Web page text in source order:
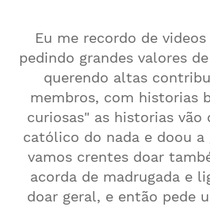
Eu me recordo de
pedindo grandes valores
querendo altas
membros, com historias
curiosas" as historias vão
católico do nada e doou a
vamos crentes doar
acorda de madrugada e
doar geral, e então pede